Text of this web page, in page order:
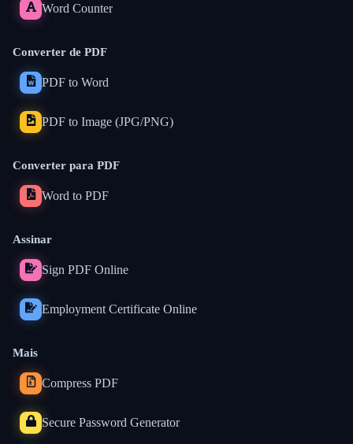
Word Counter
Converter de PDF
PDF to Word
PDF to Image (JPG/PNG)
Converter para PDF
Word to PDF
Assinar
Sign PDF Online
Employment Certificate Online
Mais
Compress PDF
Secure Password Generator